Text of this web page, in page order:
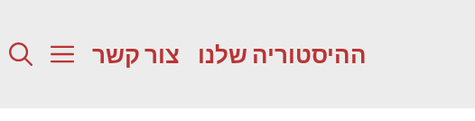
ההיסטוריה שלנו צור קשר